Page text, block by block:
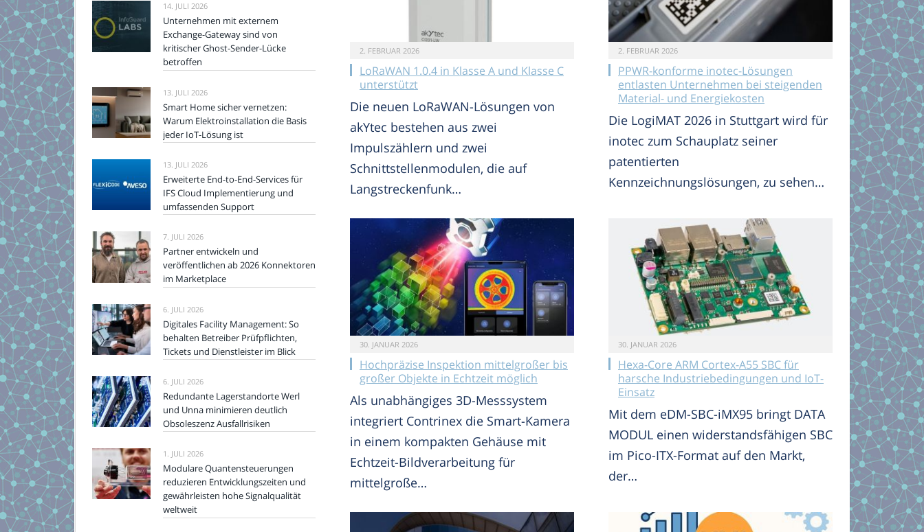
2. FEBRUAR 2026
LoRaWAN 1.0.4 in Klasse A und Klasse C
unterstützt
Die neuen LoRaWAN-Lösungen von
akYtec bestehen aus zwei
Impulszählern und zwei
Schnittstellenmodulen, die auf
Langstreckenfunk…
2. FEBRUAR 2026
PPWR-konforme inotec-Lösungen
entlasten Unternehmen bei steigenden
Material- und Energiekosten
Die LogiMAT 2026 in Stuttgart wird für
inotec zum Schauplatz seiner
patentierten
Kennzeichnungslösungen, zu sehen…
30. JANUAR 2026
Hochpräzise Inspektion mittelgroßer bis
großer Objekte in Echtzeit möglich
Als unabhängiges 3D-Messsystem
integriert Contrinex die Smart-Kamera
in einem kompakten Gehäuse mit
Echtzeit-Bildverarbeitung für
mittelgroße…
30. JANUAR 2026
Hexa-Core ARM Cortex-A55 SBC für
harsche Industriebedingungen und IoT-
Einsatz
Mit dem eDM-SBC-iMX95 bringt DATA
MODUL einen widerstandsfähigen SBC
im Pico-ITX-Format auf den Markt,
der…
14. JULI 2026
Unternehmen mit externem
Exchange-Gateway sind von
kritischer Ghost-Sender-Lücke
betroffen
13. JULI 2026
Smart Home sicher vernetzen:
Warum Elektroinstallation die Basis
jeder IoT-Lösung ist
13. JULI 2026
Erweiterte End-to-End-Services für
IFS Cloud Implementierung und
umfassenden Support
7. JULI 2026
Partner entwickeln und
veröffentlichen ab 2026 Konnektoren
im Marketplace
6. JULI 2026
Digitales Facility Management: So
behalten Betreiber Prüfpflichten,
Tickets und Dienstleister im Blick
6. JULI 2026
Redundante Lagerstandorte Werl
und Unna minimieren deutlich
Obsoleszenz Ausfallrisiken
1. JULI 2026
Modulare Quantensteuerungen
reduzieren Entwicklungszeiten und
gewährleisten hohe Signalqualität
weltweit